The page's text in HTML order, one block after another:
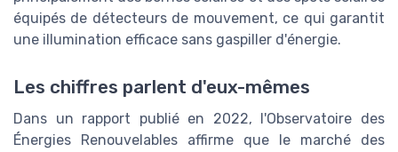
équipés de détecteurs de mouvement, ce qui garantit
une illumination efficace sans gaspiller d'énergie.
Les chiffres parlent d'eux-mêmes
Dans un rapport publié en 2022, l'Observatoire des
Énergies Renouvelables affirme que le marché des